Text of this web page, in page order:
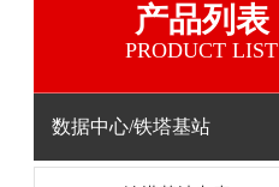
产品列表
PRODUCT LIST
数据中心/铁塔基站